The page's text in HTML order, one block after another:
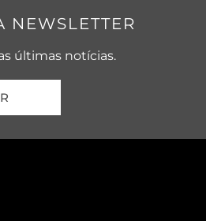
NEWSLETTER
últimas notícias.